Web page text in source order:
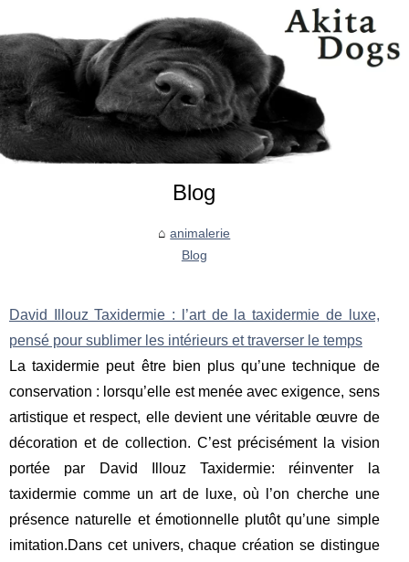
Blog
animalerie
Blog
David Illouz Taxidermie : l’art de la taxidermie de luxe,
pensé pour sublimer les intérieurs et traverser le temps
La taxidermie peut être bien plus qu’une technique de
conservation : lorsqu’elle est menée avec exigence, sens
artistique et respect, elle devient une véritable œuvre de
décoration et de collection. C’est précisément la vision
portée par David Illouz Taxidermie: réinventer la
taxidermie comme un art de luxe, où l’on cherche une
présence naturelle et émotionnelle plutôt qu’une simple
imitation.Dans cet univers, chaque création se distingue